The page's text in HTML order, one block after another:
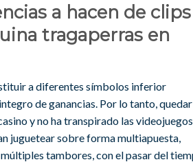
a hacen de clips |
tragaperras en
a diferentes símbolos inferior
de ganancias. Por lo tanto, quedar
y no ha transpirado las videojuegos.
juguetear sobre forma multiapuesta,
tambores, con el pasar del